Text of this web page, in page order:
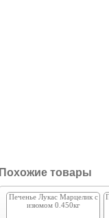
Похожие товары
Печенье Лукас Марцелик с
изюмом 0.450кг